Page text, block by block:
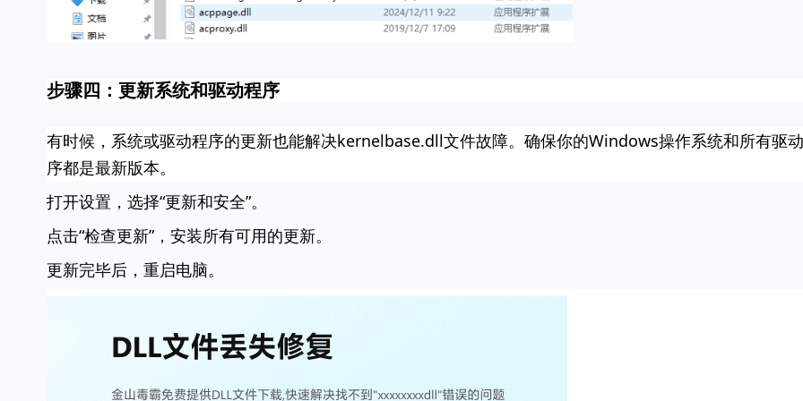
步骤四：更新系统和驱动程序
有时候，系统或驱动程序的更新也能解决kernelbase.dll文件故障。确保你的Windows操作系统和所有驱
序都是最新版本。
打开设置，选择“更新和安全”。
点击“检查更新”，安装所有可用的更新。
更新完毕后，重启电脑。